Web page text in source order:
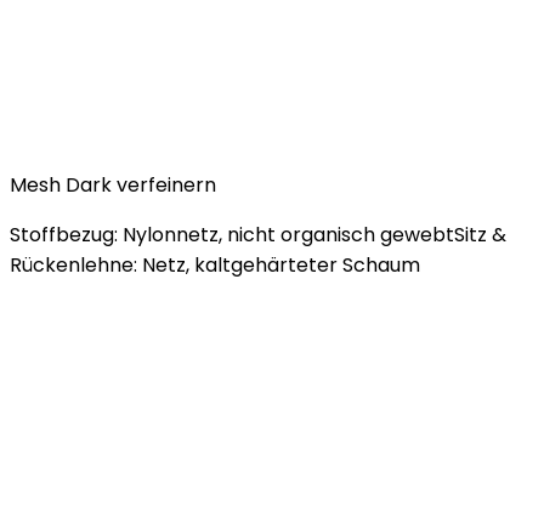
Mesh Dark verfeinern
Stoffbezug: Nylonnetz, nicht organisch gewebtSitz &
Rückenlehne: Netz, kaltgehärteter Schaum